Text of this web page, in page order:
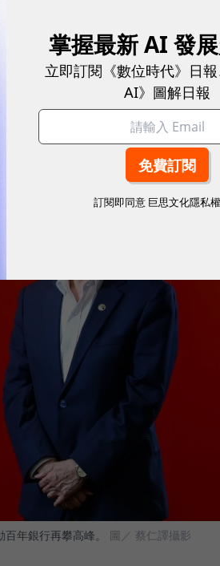
陳善忠認為，因為布局得早
年銀行再攀高峰。 圖／ 蔡仁譯攝影
掌握最新 AI 發
立即訂閱《數位時代》日
AI》圖解日報
訂閱即同意 巨思文化隱私